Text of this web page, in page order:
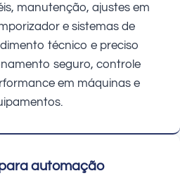
manutenção, ajustes em
e sistemas de
técnico e preciso
seguro, controle
em máquinas e
automação